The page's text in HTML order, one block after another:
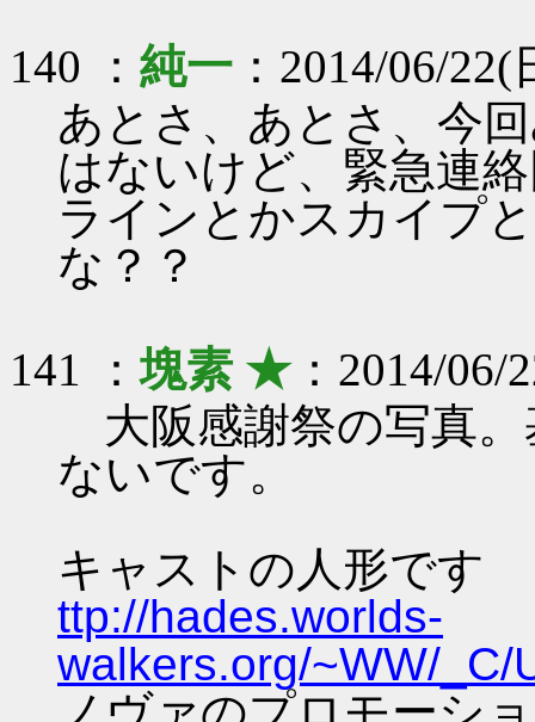
140 ： 純一 ：2014/06/
あとさ、あとさ、今
はないけど、緊急連
ラインとかスカイプ
な？？
141 ：塊素 ★：2014/06/
大阪感謝祭の写真。
ないです。
キャストの人形です
ttp://hades.worlds-
walkers.org/~WW/_C/